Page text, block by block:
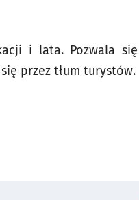
i lata. Pozwala
przez tłum turystów.